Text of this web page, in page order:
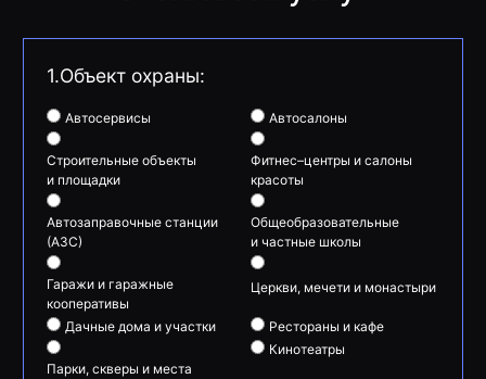
1.Объект охраны:
Автосервисы Автосалоны
Строительные объекты
и площадки
Фитнес–центры и салоны
красоты
Автозаправочные станции
(АЗС)
Общеобразовательные
и частные школы
Гаражи и гаражные
кооперативы
Церкви, мечети и монастыри
Дачные дома и участки Рестораны и кафе
Парки, скверы и места
Кинотеатры